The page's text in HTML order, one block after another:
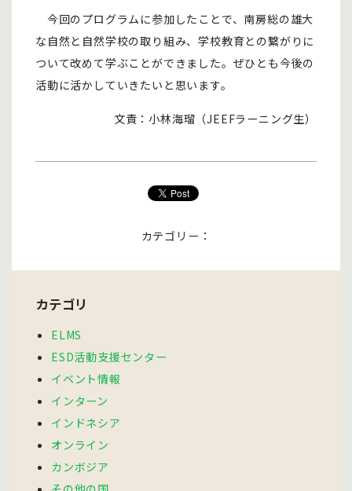
今回のプログラムに参加したことで、南房総の雄大
な自然と自然学校の取り組み、学校教育との繋がりに
ついて改めて学ぶことができました。ぜひとも今後の
活動に活かしていきたいと思います。
文責：小林海瑠（JEEFラーニング生）
カテゴリー：
カテゴリ
ELMS
ESD活動支援センター
イベント情報
インターン
インドネシア
オンライン
カンボジア